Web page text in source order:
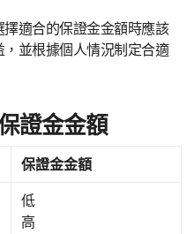
適合的保證金金額時應該
並根據個人情況制定合適
證金金額
保證金金額
低
高